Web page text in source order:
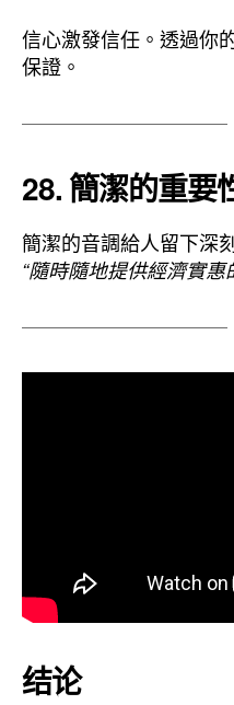
信心激發信任。透過你
保證。
28. 簡潔的重要
簡潔的音調給人留下深
“隨時隨地提供經濟實惠
结论